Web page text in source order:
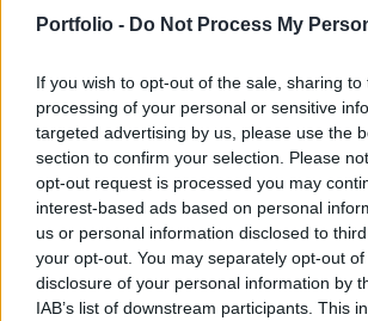
Portfolio - Do Not Process My
If you wish to opt-out of the sale, sharing
processing of your personal or sensitive
targeted advertising by us, please use the
section to confirm your selection. Please
opt-out request is processed you may
interest-based ads based on personal
us or personal information disclosed to
your opt-out. You may separately opt-out
disclosure of your personal information by
IAB’s list of downstream participants. This
tömeges gyártásra alkalmas
hozták létre - jelentette a Financial
A Fire Point ukrán fegyvergyártó vállalat
hajtotta végre az FP-7.x jelzésű
tesztrepülését, amelyet a cég
Sztyilerman "meglehetősen sikeresnek"
közlése szerint a rakéta a meglévő
például a Patriot és a francia–olasz
töredékéért képes felvenni...